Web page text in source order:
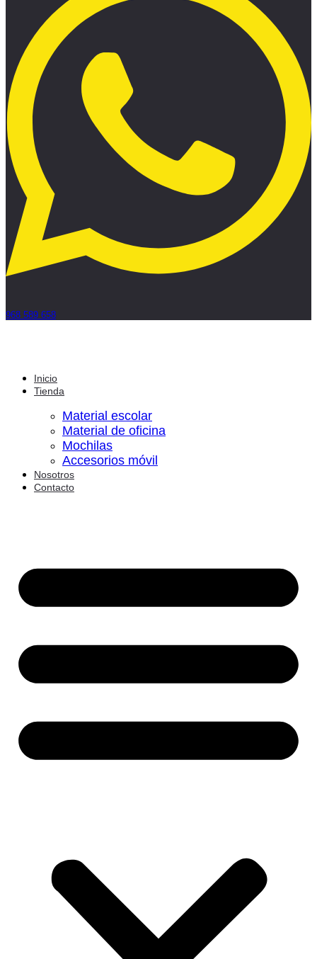
968 589 658
Inicio
Tienda
Material escolar
Material de oficina
Mochilas
Accesorios móvil
Nosotros
Contacto